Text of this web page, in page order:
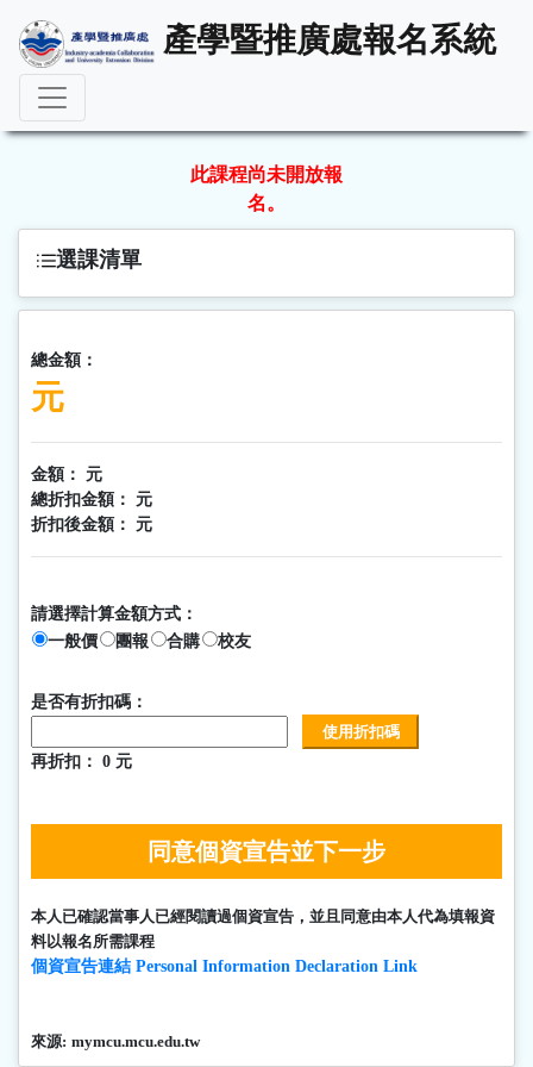
產學暨推廣處報名系統
此課程尚未開放報
名。
選課清單
總金額：
元
金額：
元
總折扣金額：
元
折扣後金額：
元
請選擇計算金額方式：
一般價
團報 合購 校友
是否有折扣碼：
再折扣： 0 元
同意個資宣告並下一步
本人已確認當事人已經閱讀過個資宣告，並且同意由本人代為填報資
料以報名所需課程
個資宣告連結 Personal Information Declaration Link
來源: mymcu.mcu.edu.tw